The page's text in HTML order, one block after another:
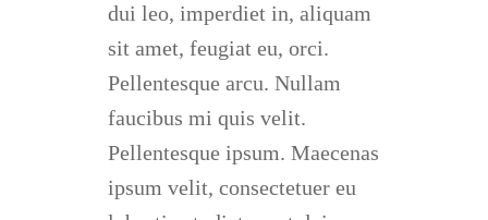
dui leo, imperdiet in, aliquam
sit amet, feugiat eu, orci.
Pellentesque arcu. Nullam
faucibus mi quis velit.
Pellentesque ipsum. Maecenas
ipsum velit, consectetuer eu